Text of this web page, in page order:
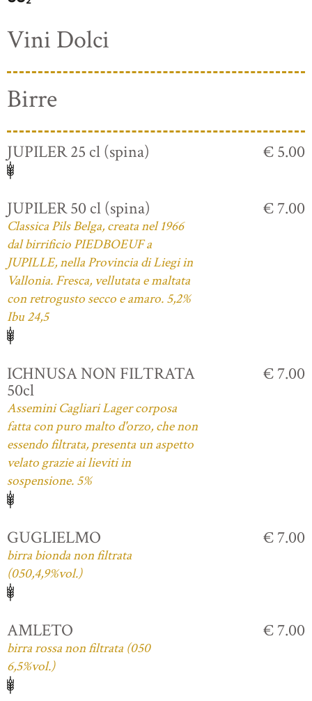
Vini Dolci
Birre
JUPILER 25 cl (spina) € 5.00
JUPILER 50 cl (spina)
Classica Pils Belga, creata nel 1966
dal birrificio PIEDBOEUF a
JUPILLE, nella Provincia di Liegi in
Vallonia. Fresca, vellutata e maltata
con retrogusto secco e amaro. 5,2%
Ibu 24,5
€ 7.00
ICHNUSA NON FILTRATA
50cl
Assemini Cagliari Lager corposa
fatta con puro malto d'orzo, che non
essendo filtrata, presenta un aspetto
velato grazie ai lieviti in
sospensione. 5%
€ 7.00
GUGLIELMO
birra bionda non filtrata
(050,4,9%vol.)
€ 7.00
AMLETO
birra rossa non filtrata (050
6,5%vol.)
€ 7.00